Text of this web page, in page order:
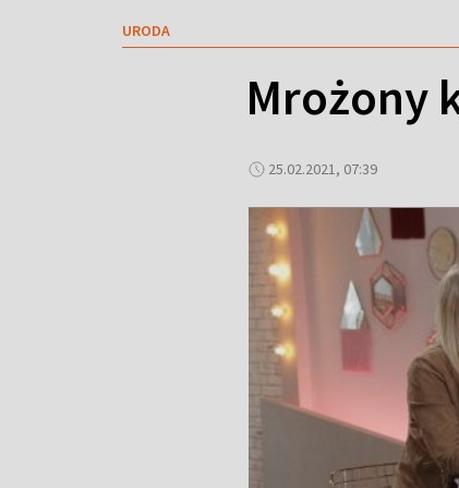
URODA
Mrożony
25.02.2021, 07:39